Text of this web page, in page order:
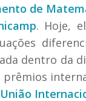
de
. Hoje,
dentro da
União